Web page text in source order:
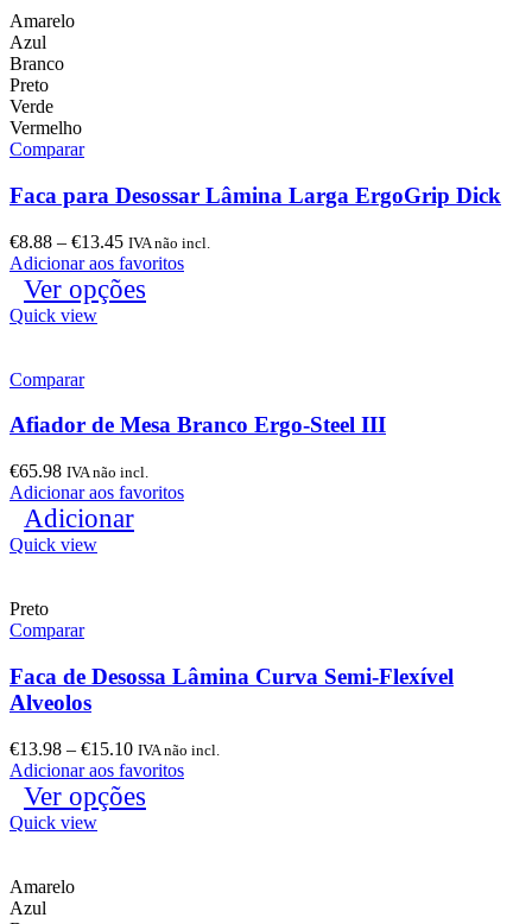
Amarelo
Azul
Branco
Preto
Verde
Vermelho
Comparar
Faca para Desossar Lâmina Larga ErgoGrip Dick
€8.88 – €13.45 IVA não incl.
Adicionar aos favoritos
Ver opções
Quick view
Comparar
Afiador de Mesa Branco Ergo-Steel III
€65.98 IVA não incl.
Adicionar aos favoritos
Adicionar
Quick view
Preto
Comparar
Faca de Desossa Lâmina Curva Semi-Flexível
Alveolos
€13.98 – €15.10 IVA não incl.
Adicionar aos favoritos
Ver opções
Quick view
Amarelo
Azul